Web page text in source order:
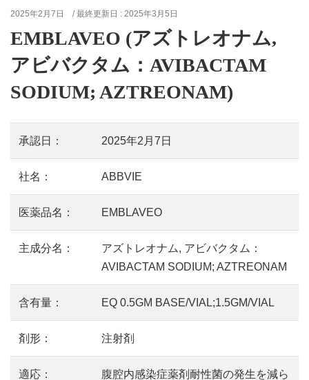
2025年2月7日 / 最終更新日 : 2025年3月5日
EMBLAVEO (アズトレオナム,
アビバクタム：AVIBACTAM
SODIUM; AZTREONAM)
承認日： 2025年2月7日
社名： ABBVIE
医薬品名： EMBLAVEO
主成分名：
アズトレオナム, アビバクタム：
AVIBACTAM SODIUM; AZTREONAM
含有量： EQ 0.5GM BASE/VIAL;1.5GM/VIAL
剤形： 注射剤
適応：
腹腔内感染症薬剤耐性菌の発生を減ら